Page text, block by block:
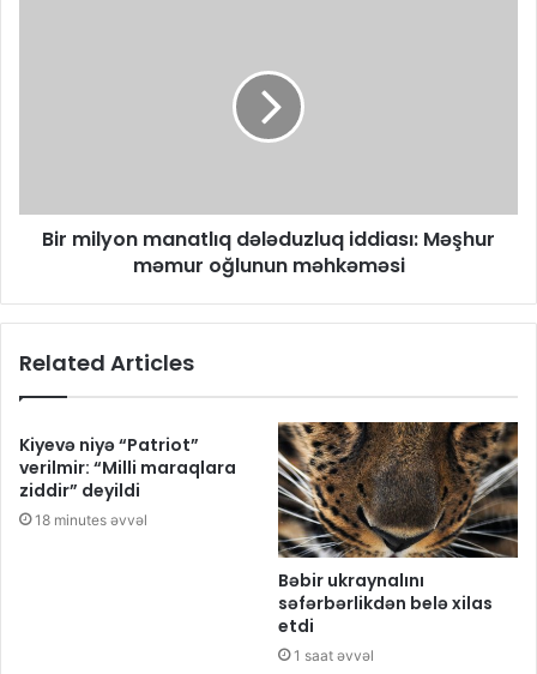
Bir milyon manatlıq dələduzluq iddiası: Məşhur
məmur oğlunun məhkəməsi
Related Articles
Kiyevə niyə “Patriot”
verilmir: “Milli maraqlara
ziddir” deyildi
18 minutes əvvəl
Bəbir ukraynalını
səfərbərlikdən belə xilas
etdi
1 saat əvvəl